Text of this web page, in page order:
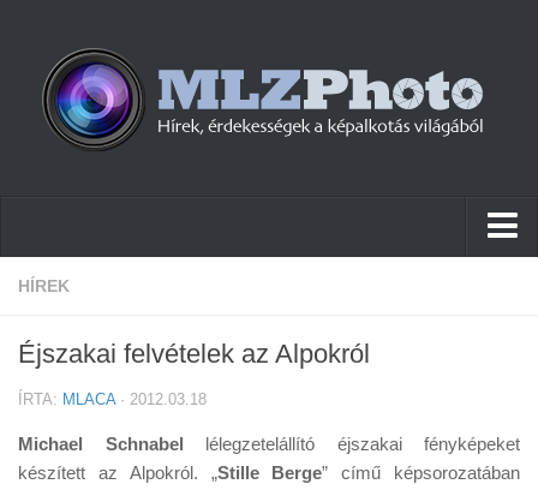
Hírek
Cikkek
Firmware
HÍREK
Éjszakai felvételek az Alpokról
ÍRTA: MLACA· 2012.03.18
Michael Schnabel lélegzetelállító éjszakai fényképeket
készített az Alpokról. „Stille Berge” című képsorozatában